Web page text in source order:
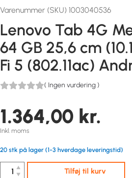
Varenummer (SKU) 1003040536
Lenovo Tab 4G
64 GB 25,6 cm
Fi 5 (802.11ac)
( Ingen vurdering )
1.364,00 kr.
Inkl. moms
20 stk på lager (1-3 hverdage leveringstid)
▲
▼
Tilføj til kurv